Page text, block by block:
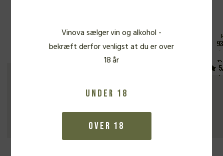
Buisson Battault, Meursault 1er
FYLDIG HVIDVIN
805,00kr.
Vinova sælger vin og alkohol -
bekræft derfor venligst at du er over
18 år
Under 18
Over 18